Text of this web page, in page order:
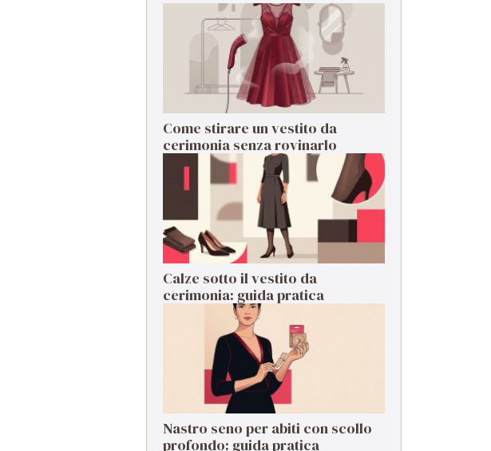
Come stirare un vestito da
cerimonia senza rovinarlo
Calze sotto il vestito da
cerimonia: guida pratica
Nastro seno per abiti con scollo
profondo: guida pratica